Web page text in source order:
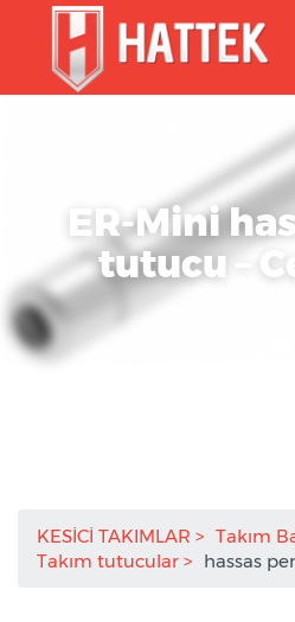
ER-Mini
tutucu –
KESİCİ TAKIMLAR
Takım
Takım tutucular
hassas